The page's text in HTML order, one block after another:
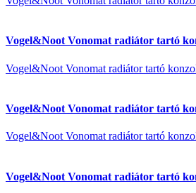
Vogel&Noot Vonomat radiátor tartó
Vogel&Noot Vonomat radiátor tartó
Vogel&Noot Vonomat radiátor tartó
Vogel&Noot Vonomat radiátor tartó
Vogel&Noot Vonomat radiátor tartó